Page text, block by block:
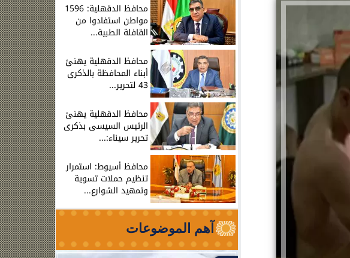
محافظ الدقهلية: 1596
مواطن استفادوا من
القافلة الطبية...
محافظ الدقهلية يهنئ
أبناء المحافظة بالذكرى
43 لتحرير...
محافظ الدقهلية يهنئ
الرئيس السيسى بذكرى
تحرير سيناء:...
محافظ أسيوط: استمرار
تنظيم حملات تسوية
وتمهيد الشوارع...
آهم الموضوعات